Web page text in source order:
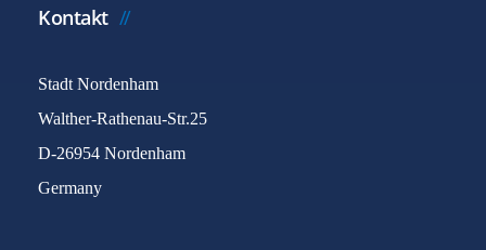
Kontakt
Stadt Nordenham
Walther-Rathenau-Str.25
D-26954 Nordenham
Germany